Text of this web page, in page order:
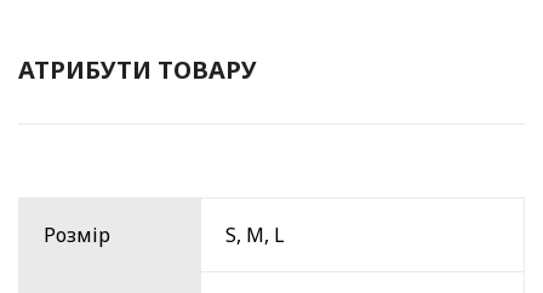
АТРИБУТИ ТОВАРУ
Розмір S, M, L